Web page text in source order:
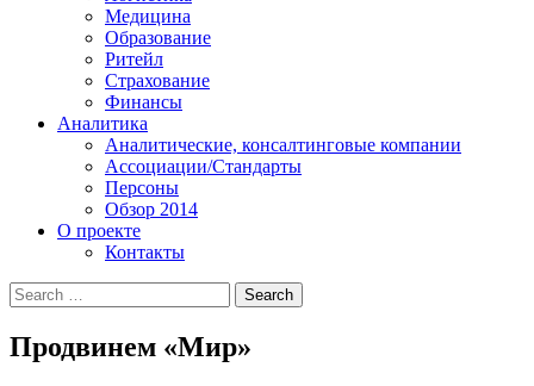
Медицина
Образование
Ритейл
Страхование
Финансы
Аналитика
Аналитические, консалтинговые компании
Ассоциации/Стандарты
Персоны
Обзор 2014
О проекте
Контакты
Продвинем «Мир»